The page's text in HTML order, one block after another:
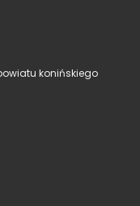
konińskiego